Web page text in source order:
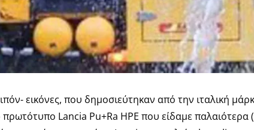
εικόνες, που δημοσιεύτηκαν από την ιταλική
πρωτότυπο Lancia Pu+Ra HPE που είδαμε παλαιότερα (